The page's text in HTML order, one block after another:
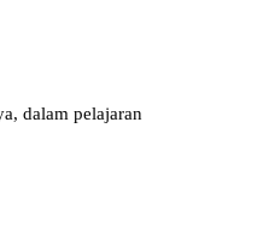
dalam pelajaran